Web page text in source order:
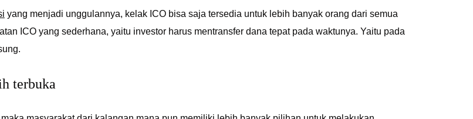
yang menjadi unggulannya, kelak ICO bisa saja tersedia untuk lebih banyak orang dari semua
ICO yang sederhana, yaitu investor harus mentransfer dana tepat pada waktunya. Yaitu pada
terbuka